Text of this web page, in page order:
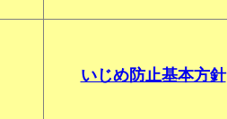
いじめ防止基本方針